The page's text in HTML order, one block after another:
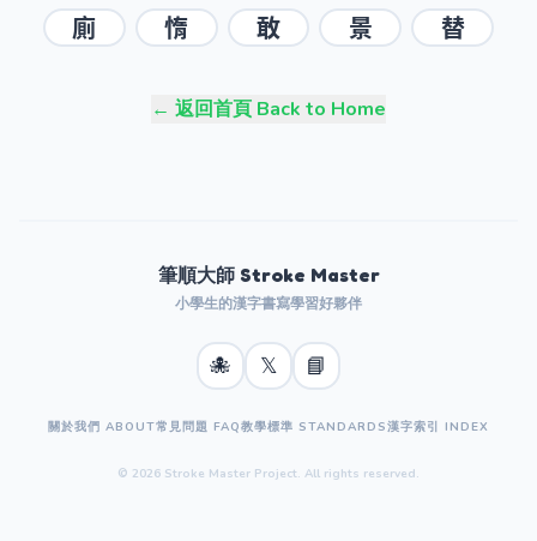
廁 惰 敢 景 替
← 返回首頁 Back to Home
筆順大師 Stroke Master
小學生的漢字書寫學習好夥伴
🐙 𝕏 📘
關於我們 ABOUT常見問題 FAQ教學標準 STANDARDS漢字索引 INDEX
© 2026 Stroke Master Project. All rights reserved.